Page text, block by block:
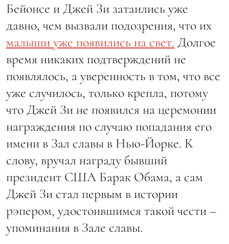
Бейонсе и Джей Зи затаились уже
давно, чем вызвали подозрения, что их
малыши уже появились на свет. Долгое
время никаких подтверждений не
появлялось, а уверенность в том, что все
уже случилось, только крепла, потому
что Джей Зи не появился на церемонии
награждения по случаю попадания его
имени в Зал славы в Нью-Йорке. К
слову, вручал награду бывший
президент США Барак Обама, а сам
Джей Зи стал первым в истории
рэпером, удостоившимся такой чести –
упоминания в Зале славы.